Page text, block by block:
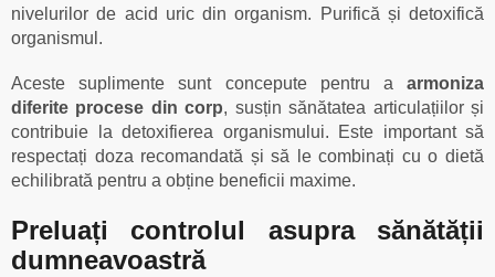
nivelurilor de acid uric din organism. Purifică și detoxifică
organismul.
Aceste suplimente sunt concepute pentru a armoniza
diferite procese din corp, susțin sănătatea articulațiilor și
contribuie la detoxifierea organismului. Este important să
respectați doza recomandată și să le combinați cu o dietă
echilibrată pentru a obține beneficii maxime.
Preluați controlul asupra sănătății
dumneavoastră